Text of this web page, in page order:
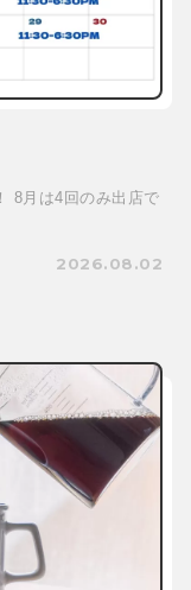
8月は4回のみ出店で
2026.08.02